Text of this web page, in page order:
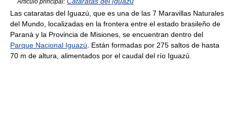
Artículo principal:
Las cataratas del Iguazú, que es una de las 7 Maravillas Naturales
del Mundo, localizadas en la frontera entre el estado brasileño de
Paraná y la Provincia de Misiones, se encuentran dentro del
Parque Nacional Iguazú . Están formadas por 275 saltos de hasta
70 m de altura, alimentados por el caudal del río Iguazú.